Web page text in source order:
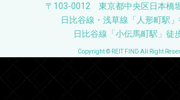
〒103-0012 東京都中央区日本橋
日比谷線・浅草線「人形町駅
日比谷線「小伝馬町駅」徒
Copyright © REIT FIND All Right